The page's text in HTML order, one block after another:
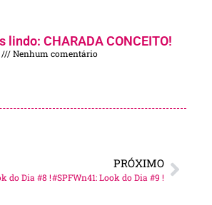
lindo: CHARADA CONCEITO!
Nenhum comentário
do Dia #8 !
PRÓXIMO
#SPFWn41: Look do Dia #9 !